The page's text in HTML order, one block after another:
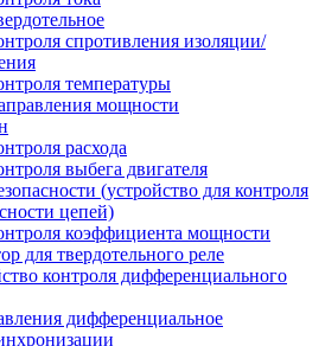
спротивления изоляции/
температуры
мощности
расхода
выбега двигателя
(устройство для контроля
цепей)
коэффициента мощности
для твердотельного реле
контроля дифференциального
дифференциальное